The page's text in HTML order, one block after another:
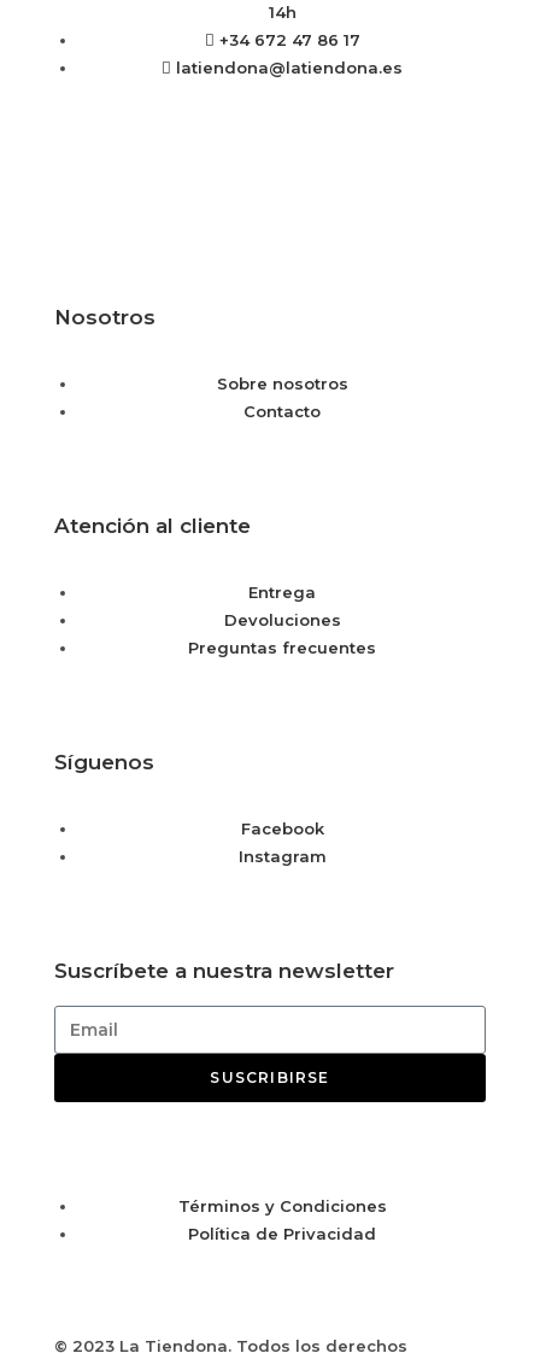
14h
+34 672 47 86 17
latiendona@latiendona.es
Nosotros
Sobre nosotros
Contacto
Atención al cliente
Entrega
Devoluciones
Preguntas frecuentes
Síguenos
Facebook
Instagram
Suscríbete a nuestra newsletter
SUSCRIBIRSE
© 2023 La Tiendona. Todos los derechos
Términos y Condiciones
Política de Privacidad